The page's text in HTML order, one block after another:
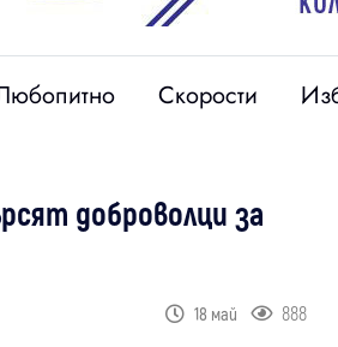
Скорости
доброволци за
18 май 888